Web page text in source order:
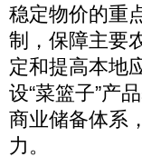
稳定物价的重
制，保障主要
定和提高本地
设“菜篮子”产
商业储备体系
力。